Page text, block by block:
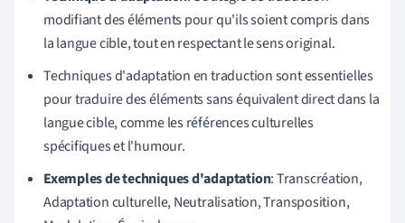
modifiant des éléments pour qu'ils soient compris dans
la langue cible, tout en respectant le sens original.
Techniques d'adaptation en traduction sont essentielles
pour traduire des éléments sans équivalent direct dans la
langue cible, comme les références culturelles
spécifiques et l'humour.
Exemples de techniques d'adaptation: Transcréation,
Adaptation culturelle, Neutralisation, Transposition,